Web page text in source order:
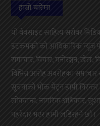
हाम्रो बारेमा
यो वेवसाइट साहित्य सरोवर
डटकमको को आधिकारिक न्यूज
समाचार, विचार, मनोरञ्जन, खेल,
विभिन्न आरोह अवरोहका
सूचनाको भोक मेट्न हामी निरन्तर
लोकतन्त्र, नागरिक अधिकार,
पहरेदार भएर हामी लडिरहने छौ ।